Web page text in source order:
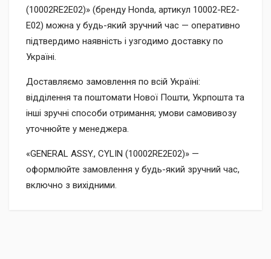
(10002RE2E02)» (бренду Honda, артикул 10002-RE2-
E02) можна у будь-який зручний час — оперативно
підтвердимо наявність і узгодимо доставку по
Україні.
Доставляємо замовлення по всій Україні:
відділення та поштомати Нової Пошти, Укрпошта та
інші зручні способи отримання; умови самовивозу
уточнюйте у менеджера.
«GENERAL ASSY., CYLIN (10002RE2E02)» —
оформлюйте замовлення у будь-який зручний час,
включно з вихідними.